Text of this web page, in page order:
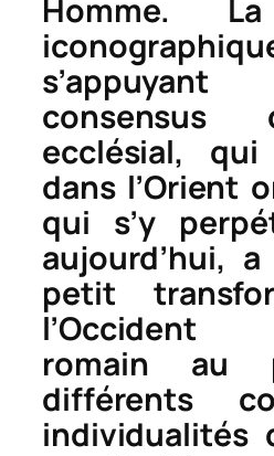
Homme.
consensus
ecclésial, qui
dans l’Orient
qui s’y
aujourd’hui,
petit
l’Occident
romain au
différents
individualités